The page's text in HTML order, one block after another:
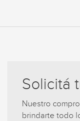
Solicitá
Nuestro
brindarte todo